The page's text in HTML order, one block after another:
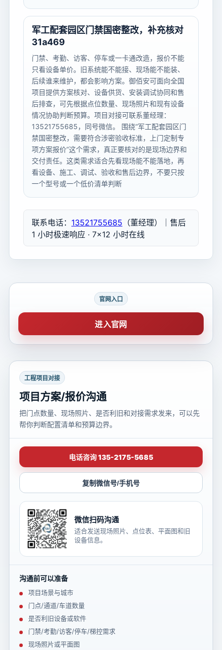
军工配套园区门禁国密整改，补充核对
31a469
门禁、考勤、访客、停车或一卡通改造，报价不能
只看设备单价。旧系统能不能接、现场能不能装、
后续谁来维护，都会影响方案。御佰安可面向全国
项目提供方案核对、设备供货、安装调试协同和售
后排查，可先根据点位数量、现场照片和现有设备
情况协助判断预算。项目对接可联系董经理：
13521755685，同号微信。 围绕“军工配套园区门
禁国密整改，需要符合涉密验收标准，上门定制专
项方案报价”这个需求，真正要核对的是现场边界和
交付责任。这类需求适合先看现场能不能落地，再
看设备、施工、调试、验收和售后边界，不要只按
一个型号或一个低价清单判断
联系电话： 13521755685 （董经理）｜售后
1 小时极速响应 · 7×12 小时在线
官网入口
进入官网
工程项目对接
项目方案/报价沟通
把门点数量、现场照片、是否利旧和对接需求发来，可以先
帮你判断配置清单和预算边界。
电话咨询 135-2175-5685
复制微信号/手机号
微信扫码沟通
适合发送现场照片、点位表、平面图和旧
设备信息。
沟通前可以准备
项目场景与城市
门点/通道/车道数量
是否利旧设备或软件
门禁/考勤/访客/停车/梯控需求
现场照片或平面图